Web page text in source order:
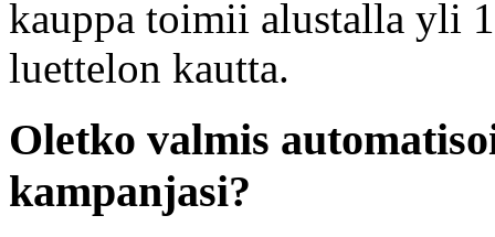
kauppa toimii alustalla yli
luettelon kautta.
Oletko valmis
kampanjasi?